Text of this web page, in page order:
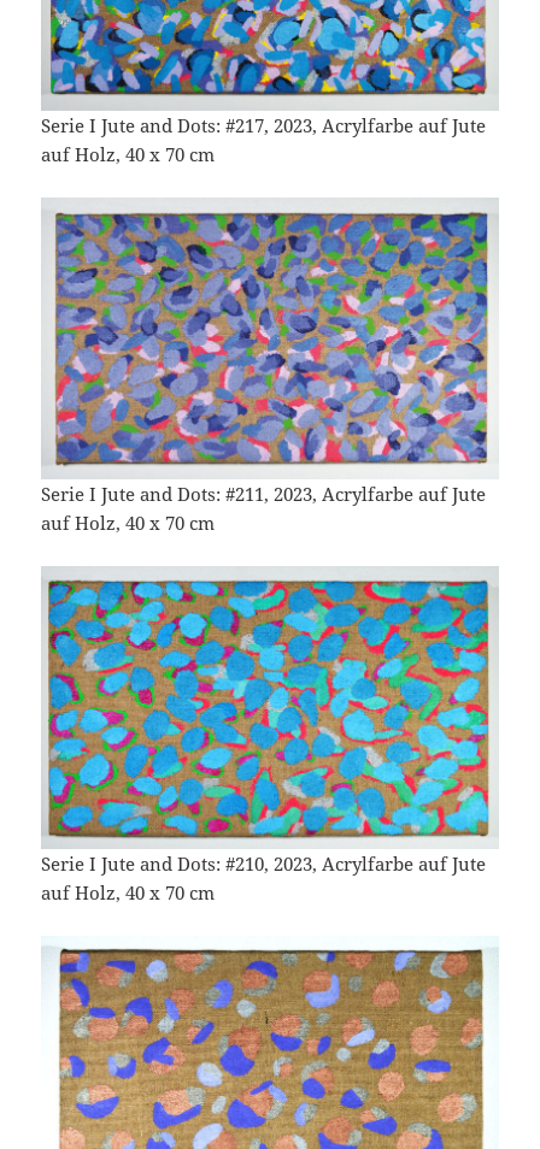
Serie I Jute and Dots: #217, 2023, Acrylfarbe auf Jute
auf Holz, 40 x 70 cm
Serie I Jute and Dots: #211, 2023, Acrylfarbe auf Jute
auf Holz, 40 x 70 cm
Serie I Jute and Dots: #210, 2023, Acrylfarbe auf Jute
auf Holz, 40 x 70 cm